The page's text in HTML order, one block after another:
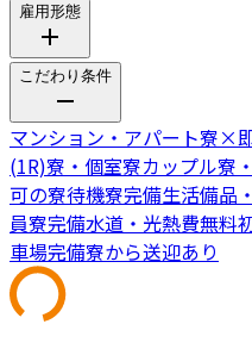
雇用形態
こだわり条件
マンション・アパート寮×
(1R)寮・個室寮カップル寮
可の寮待機寮完備生活備品
員寮完備水道・光熱費無料
車場完備寮から送迎あり